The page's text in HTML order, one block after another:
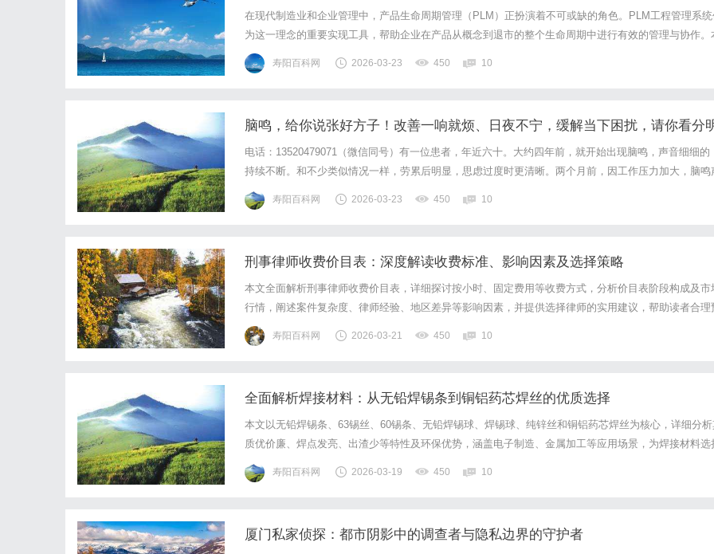
在现代制造业和企业管理中，产品生命周期管理（PLM）正扮演着不可或缺的角色。PLM工程管理系
为这一理念的重要实现工具，帮助企业在产品从概念到退市的整个生命周期中进行有效的管理与协作。
文将深入探讨PLM工程管理系统作用及其对企业发展的积极影响，帮助读者更好地理解这一系统的重要
性。一、什么是PLM工程管理系统PLM工程管理系统是一个集成化的信息系统，旨在管...
寿阳百科网 2026-03-23 450 10
脑鸣，给你说张好方子！改善一响就烦、日夜不宁，缓解当下困扰，请你看分
电话：13520479071（微信同号）有一位患者，年近六十。大约四年前，就开始出现脑鸣，声音细细的
持续不断。和不少类似情况一样，劳累后明显，思虑过度时更清晰。两个月前，因工作压力加大，脑鸣
响加剧。不仅白天难以忽视，夜晚安静时也更觉清晰，伴随头晕乏力，视物模糊。同时，自觉腰背酸软
午后阵阵燥热。于是，患者寻求中医调理。刻诊时，见患者脉象细弦，舌质偏红，舌...
寿阳百科网 2026-03-23 450 10
刑事律师收费价目表：深度解读收费标准、影响因素及选择策略
本文全面解析刑事律师收费价目表，详细探讨按小时、固定费用等收费方式，分析价目表阶段构成及市
行情，阐述案件复杂度、律师经验、地区差异等影响因素，并提供选择律师的实用建议，帮助读者合理
算并保障法律服务效果。
寿阳百科网 2026-03-21 450 10
全面解析焊接材料：从无铅焊锡条到铜铝药芯焊丝的优质选择
本文以无铅焊锡条、63锡丝、60锡条、无铅焊锡球、焊锡球、纯锌丝和铜铝药芯焊丝为核心，详细分
质优价廉、焊点发亮、出渣少等特性及环保优势，涵盖电子制造、金属加工等应用场景，为焊接材料选
提供全面参考。
寿阳百科网 2026-03-19 450 10
厦门私家侦探：都市阴影中的调查者与隐私边界的守护者